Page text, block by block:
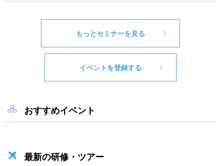
もっとセミナーを見る
イベントを登録する
おすすめイベント
最新の研修・ツアー